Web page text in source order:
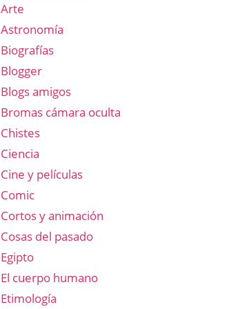
Arte
Astronomía
Biografías
Blogger
Blogs amigos
Bromas cámara oculta
Chistes
Ciencia
Cine y películas
Comic
Cortos y animación
Cosas del pasado
Egipto
El cuerpo humano
Etimología